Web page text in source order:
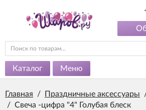
Каталог Меню
Главная / Праздничные аксессуары
/ Свеча -цифра "4" Голубая блеск